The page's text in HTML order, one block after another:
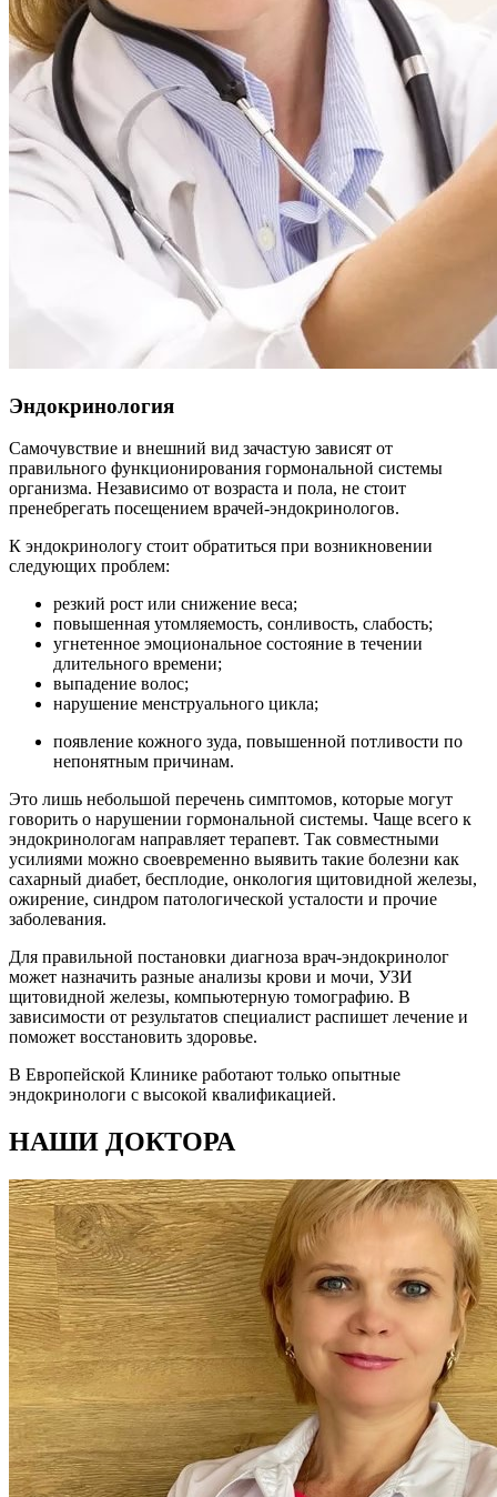
Эндокринология
Самочувствие и внешний вид зачастую зависят от
правильного функционирования гормональной системы
организма. Независимо от возраста и пола, не стоит
пренебрегать посещением врачей-эндокринологов.
К эндокринологу стоит обратиться при возникновении
следующих проблем:
резкий рост или снижение веса;
повышенная утомляемость, сонливость, слабость;
угнетенное эмоциональное состояние в течении
длительного времени;
выпадение волос;
нарушение менструального цикла;
появление кожного зуда, повышенной потливости по
непонятным причинам.
Это лишь небольшой перечень симптомов, которые могут
говорить о нарушении гормональной системы. Чаще всего к
эндокринологам направляет терапевт. Так совместными
усилиями можно своевременно выявить такие болезни как
сахарный диабет, бесплодие, онкология щитовидной железы,
ожирение, синдром патологической усталости и прочие
заболевания.
Для правильной постановки диагноза врач-эндокринолог
может назначить разные анализы крови и мочи, УЗИ
щитовидной железы, компьютерную томографию. В
зависимости от результатов специалист распишет лечение и
поможет восстановить здоровье.
В Европейской Клинике работают только опытные
эндокринологи с высокой квалификацией.
НАШИ ДОКТОРА